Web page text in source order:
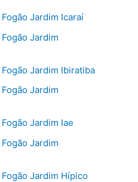
Jardim Icaraí
Jardim
Jardim Ibiratiba
Jardim
Jardim Iae
Jardim
Jardim Hípico